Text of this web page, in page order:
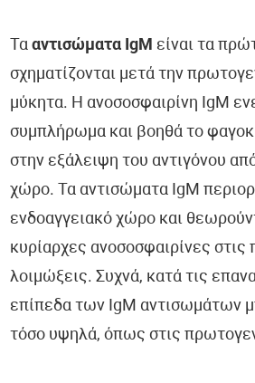
Τααντισώματα IgM είναι τα
σχηματίζονται μετά την
μύκητα. Η ανοσοσφαιρίνη IgM
συμπλήρωμα και βοηθά το
στην εξάλειψη του αντιγόνου
χώρο. Τα αντισώματα IgM
ενδοαγγειακό χώρο και
κυρίαρχες ανοσοσφαιρίνες
λοιμώξεις. Συχνά, κατά τις
επίπεδα των IgM αντισωμάτων
τόσο υψηλά, όπως στις